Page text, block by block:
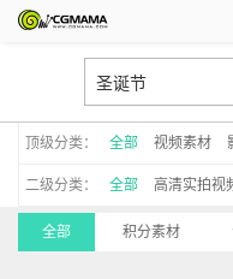
顶级分类： 全部 视频素材
二级分类： 全部 高清实拍视
AE模板 EDUIS
全部 积分素材